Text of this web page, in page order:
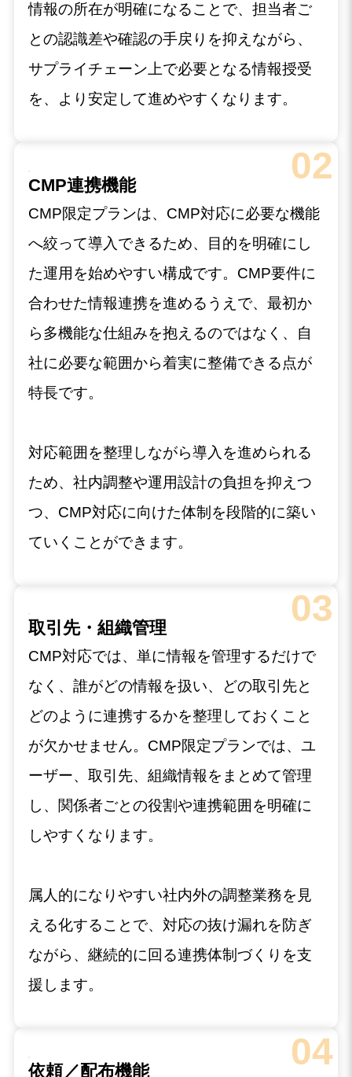
情報の所在が明確になることで、担当者ご
との認識差や確認の手戻りを抑えながら、
サプライチェーン上で必要となる情報授受
を、より安定して進めやすくなります。
02
CMP連携機能
CMP限定プランは、CMP対応に必要な機能
へ絞って導入できるため、目的を明確にし
た運用を始めやすい構成です。CMP要件に
合わせた情報連携を進めるうえで、最初か
ら多機能な仕組みを抱えるのではなく、自
社に必要な範囲から着実に整備できる点が
特長です。
対応範囲を整理しながら導入を進められる
ため、社内調整や運用設計の負担を抑えつ
つ、CMP対応に向けた体制を段階的に築い
ていくことができます。
03
取引先・組織管理
CMP対応では、単に情報を管理するだけで
なく、誰がどの情報を扱い、どの取引先と
どのように連携するかを整理しておくこと
が欠かせません。CMP限定プランでは、ユ
ーザー、取引先、組織情報をまとめて管理
し、関係者ごとの役割や連携範囲を明確に
しやすくなります。
属人的になりやすい社内外の調整業務を見
える化することで、対応の抜け漏れを防ぎ
ながら、継続的に回る連携体制づくりを支
援します。
04
依頼／配布機能